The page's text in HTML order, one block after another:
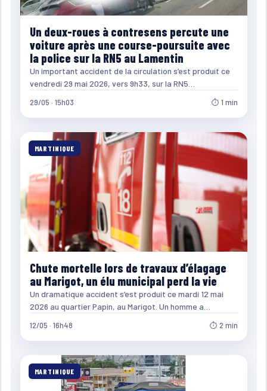
Un deux-roues à contresens percute une
voiture après une course-poursuite avec
la police sur la RN5 au Lamentin
Un important accident de la circulation s’est produit ce
vendredi 29 mai 2026, vers 9h33, sur la RN5…
29/05 · 15h03 ⏱ 1 min
MARTINIQUE
Chute mortelle lors de travaux d’élagage
au Marigot, un élu municipal perd la vie
Un dramatique accident s’est produit ce mardi 12 mai
2026 au quartier Papin, au Marigot. Un homme a…
12/05 · 16h48 ⏱ 2 min
MARTINIQUE